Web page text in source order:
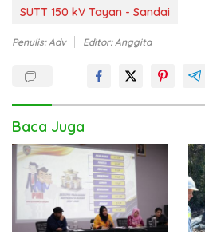
SUTT 150 kV Tayan - Sandai
Penulis: Adv Editor: Anggita
Baca Juga